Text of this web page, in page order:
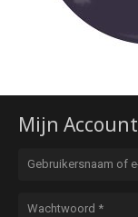
Mijn Account